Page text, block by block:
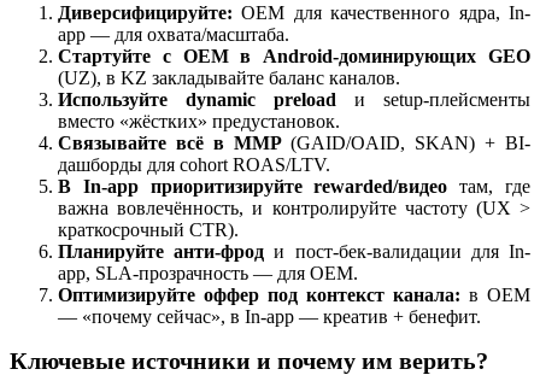
Диверсифицируйте: OEM для качественного ядра, In-
app — для охвата/масштаба.
Стартуйте с OEM в Android-доминирующих GEO
(UZ), в KZ закладывайте баланс каналов.
Используйте dynamic preload и setup-плейсменты
вместо «жёстких» предустановок.
Связывайте всё в MMP(GAID/OAID, SKAN) + BI-
дашборды для cohort ROAS/LTV.
В In-app приоритизируйте rewarded/видео там, где
важна вовлечённость, и контролируйте частоту (UX >
краткосрочный CTR).
Планируйте анти-фрод и пост-бек-валидации для In-
app, SLA-прозрачность — для OEM.
Оптимизируйте оффер под контекст канала: в OEM
— «почему сейчас», в In-app — креатив + бенефит.
Ключевые источники и почему им верить?